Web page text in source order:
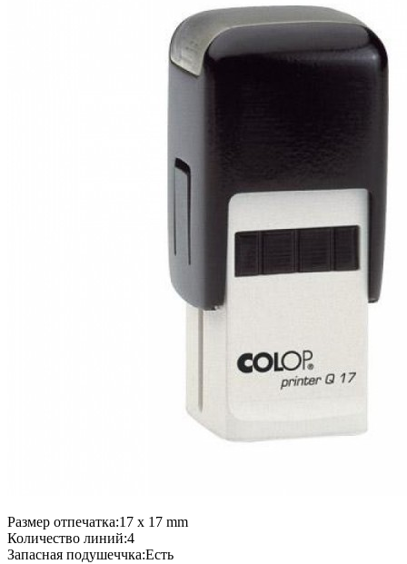
Размер отпечатка:17 x 17 mm
Количество линий:4
Запасная подушеччка:Есть